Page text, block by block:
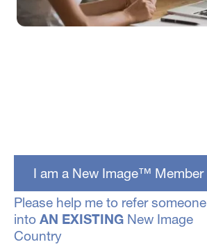
I am a New Image™ Member
Please help me to refer someone
into AN EXISTING New Image
Country